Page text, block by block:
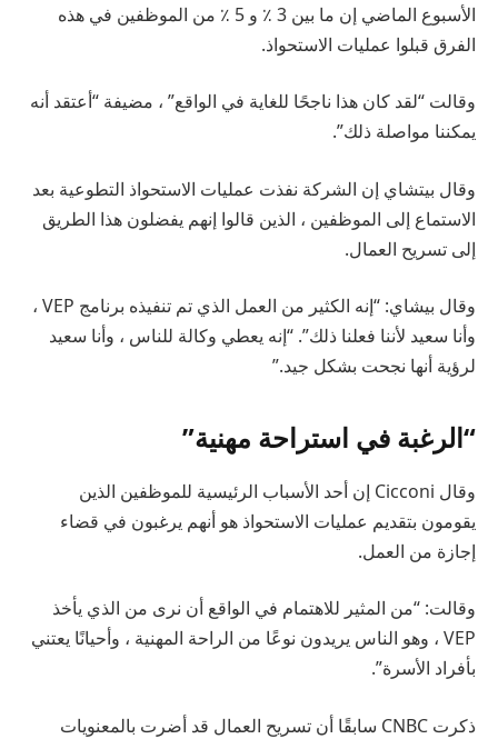
الأسبوع الماضي إن ما بين 3 ٪ و 5 ٪ من الموظفين في هذه
الفرق قبلوا عمليات الاستحواذ.
وقالت “لقد كان هذا ناجحًا للغاية في الواقع” ، مضيفة “أعتقد أنه
يمكننا مواصلة ذلك”.
وقال بيتشاي إن الشركة نفذت عمليات الاستحواذ التطوعية بعد
الاستماع إلى الموظفين ، الذين قالوا إنهم يفضلون هذا الطريق
إلى تسريح العمال.
وقال بيشاي: “إنه الكثير من العمل الذي تم تنفيذه برنامج VEP ،
وأنا سعيد لأننا فعلنا ذلك”. “إنه يعطي وكالة للناس ، وأنا سعيد
لرؤية أنها نجحت بشكل جيد.”
“الرغبة في استراحة مهنية”
وقال Cicconi إن أحد الأسباب الرئيسية للموظفين الذين
يقومون بتقديم عمليات الاستحواذ هو أنهم يرغبون في قضاء
إجازة من العمل.
وقالت: “من المثير للاهتمام في الواقع أن نرى من الذي يأخذ
VEP ، وهو الناس يريدون نوعًا من الراحة المهنية ، وأحيانًا يعتني
بأفراد الأسرة”.
ذكرت CNBC سابقًا أن تسريح العمال قد أضرت بالمعنويات